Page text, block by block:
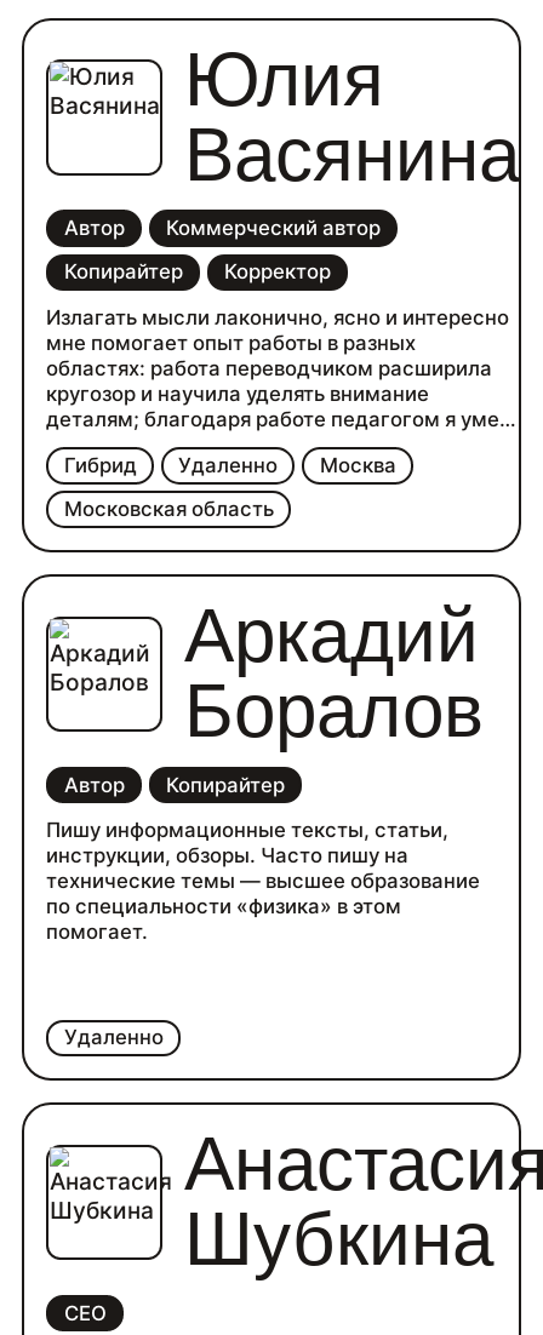
Гибрид Удаленно
Москва
Московская область
Юлия
Васянина
Автор
Коммерческий автор
Копирайтер
Корректор
Излагать мысли лаконично, ясно и интересно
мне помогает опыт работы в разных
областях: работа переводчиком расширила
кругозор и научила уделять внимание
деталям; благодаря работе педагогом я умею
рассказывать о сложном простыми словами;
навык составления нормативной
документации делает мои работы
последовательными и структурированными.
К своим сильным сторонам могу отнести
дисциплинированность — выполняю задачи в
раскладываю информацию по полочкам.
Удаленно
Аркадий
Боралов
Автор
Копирайтер
Пишу информационные тексты, статьи,
инструкции, обзоры. Часто пишу на
технические темы — высшее образование
по специальности «физика» в этом
помогает.
Шубкина
CEO